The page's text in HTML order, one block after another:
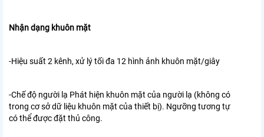
Nhận dạng khuôn mặt
-Hiệu suất 2 kênh, xử lý tối đa 12 hình ảnh khuôn mặt/giây
-Chế độ người lạ Phát hiện khuôn mặt của người lạ (không có
trong cơ sở dữ liệu khuôn mặt của thiết bị). Ngưỡng tương tự
có thể được đặt thủ công.